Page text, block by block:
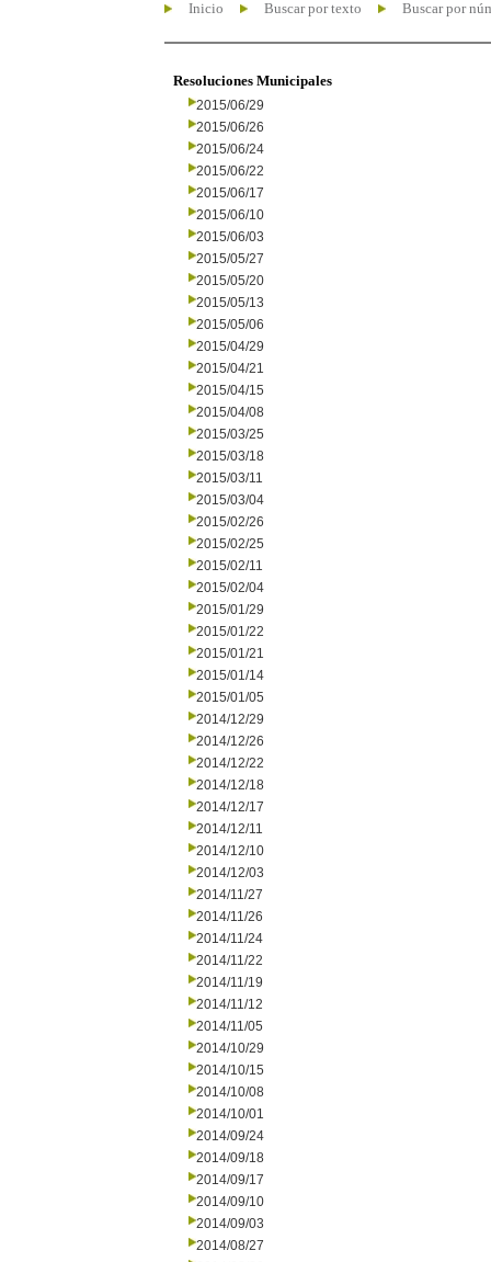
Inicio Buscar por texto Buscar por
Resoluciones Municipales
2015/06/29
2015/06/26
2015/06/24
2015/06/22
2015/06/17
2015/06/10
2015/06/03
2015/05/27
2015/05/20
2015/05/13
2015/05/06
2015/04/29
2015/04/21
2015/04/15
2015/04/08
2015/03/25
2015/03/18
2015/03/11
2015/03/04
2015/02/26
2015/02/25
2015/02/11
2015/02/04
2015/01/29
2015/01/22
2015/01/21
2015/01/14
2015/01/05
2014/12/29
2014/12/26
2014/12/22
2014/12/18
2014/12/17
2014/12/11
2014/12/10
2014/12/03
2014/11/27
2014/11/26
2014/11/24
2014/11/22
2014/11/19
2014/11/12
2014/11/05
2014/10/29
2014/10/15
2014/10/08
2014/10/01
2014/09/24
2014/09/18
2014/09/17
2014/09/10
2014/09/03
2014/08/27